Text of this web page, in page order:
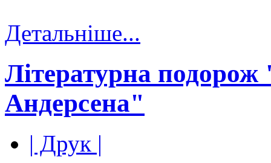
Детальніше...
Літературна подорож
Андерсена"
| Друк |